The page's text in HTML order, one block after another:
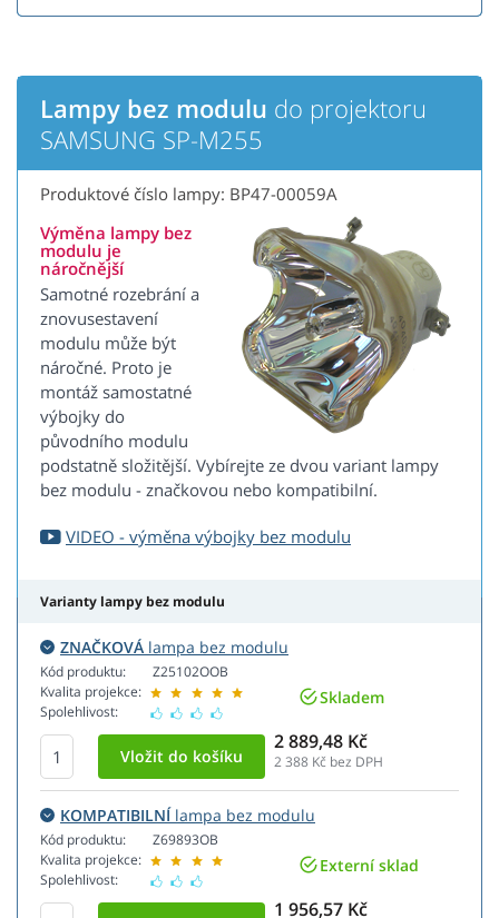
Lampy bez modulu do projektoru
SAMSUNG SP-M255
Produktové číslo lampy: BP47-00059A
Výměna lampy bez
modulu je
náročnější
Samotné rozebrání a
znovusestavení
modulu může být
náročné. Proto je
montáž samostatné
výbojky do
původního modulu
podstatně složitější. Vybírejte ze dvou variant lampy
bez modulu - značkovou nebo kompatibilní.
VIDEO - výměna výbojky bez modulu
Varianty lampy bez modulu
ZNAČKOVÁ lampa bez modulu
Kód produktu:
Kvalita projekce:
Spolehlivost:
Z25102OOB
Skladem
2 889,48 Kč
2 388 Kč bez DPH
KOMPATIBILNÍlampa bez modulu
Kód produktu:
Kvalita projekce:
Spolehlivost:
Z69893OB
Externí sklad
1 956,57 Kč